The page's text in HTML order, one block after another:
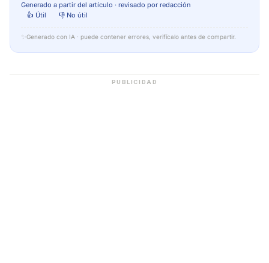
Generado a partir del artículo · revisado por redacción
👍 Útil
👎 No útil
✨ Generado con IA · puede contener errores, verifícalo antes de compartir.
PUBLICIDAD